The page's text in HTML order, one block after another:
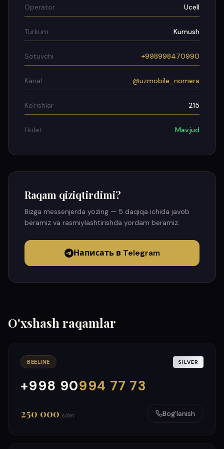
Operator Ucell
Turkum Kumush
Sotuvchi +998998470990
Kanal @uzmobile_nomera
Ko'rishlar 215
Holat Mavjud
Raqam qiziqtirdimi?
Bizga messenjerda yozing — 5 daqiqa ichida javob
beramiz va rasmiylashtirishda yordam beramiz.
Написать в Telegram
O'xshash raqamlar
BEELINE SILVER
+998 90994 77 73
000
999
250 000 so'm Bog'lanish